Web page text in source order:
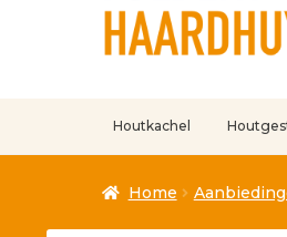
Houtkachel
Home